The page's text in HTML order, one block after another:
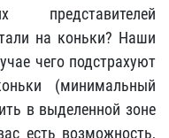
представителей
на коньки? Наши
чего подстрахуют
(минимальный
в выделенной зоне
есть возможность,